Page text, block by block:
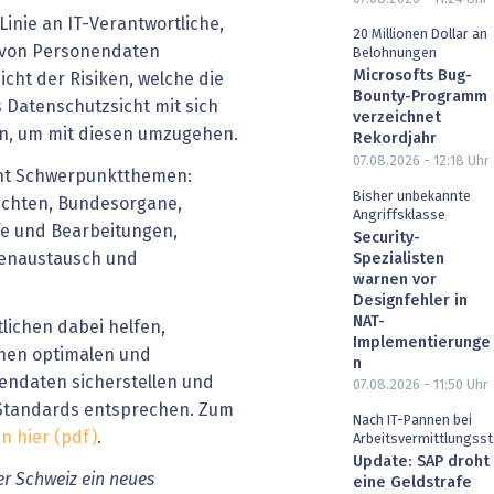
an IT-Verantwortliche,
Personendaten
der Risiken, welche die
mit sich
um mit diesen umzugehen.
Schwerpunktthemen:
Bundesorgane,
und Bearbeitungen,
und
dabei helfen,
optimalen und
sicherstellen und
entsprechen. Zum
hier (pdf).
Schweiz ein neues
20 Millionen Dollar an
Belohnungen
Microsofts Bug-
Bounty-Programm
verzeichnet
Rekordjahr
07.08.2026 - 12:18 Uhr
Bisher unbekannte
Angriffsklasse
Security-
Spezialisten
warnen vor
Designfehler in
NAT-
Implementierunge
n
07.08.2026 - 11:50 Uhr
Nach IT-Pannen bei
Update: SAP droht
eine Geldstrafe